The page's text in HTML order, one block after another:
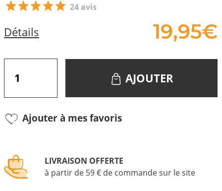
24 avis
Détails 19,95€
AJOUTER
Ajouter à mes favoris
LIVRAISON OFFERTE
à partir de 59 € de commande sur le site